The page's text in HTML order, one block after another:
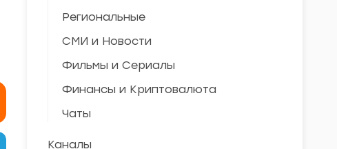
Региональные
СМИ и Новости
Фильмы и Сериалы
Финансы и Криптовалюта
Чаты
Каналы